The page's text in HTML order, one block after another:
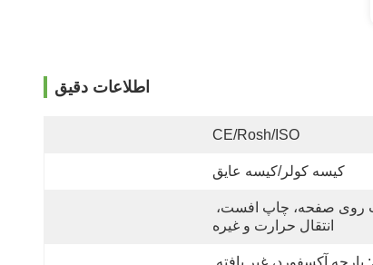
اطلاعات دقیق
CE/Rosh/ISO
کیسه کولر/کیسه عایق
انتقال حرارت و غیره